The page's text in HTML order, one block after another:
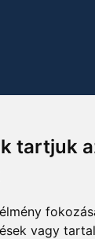
tartjuk
vagy